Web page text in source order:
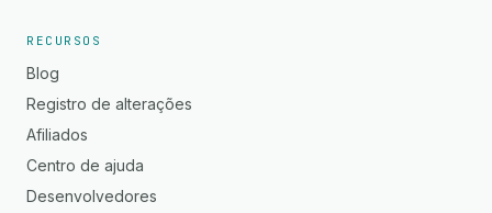
RECURSOS
Blog
Registro de alterações
Afiliados
Centro de ajuda
Desenvolvedores